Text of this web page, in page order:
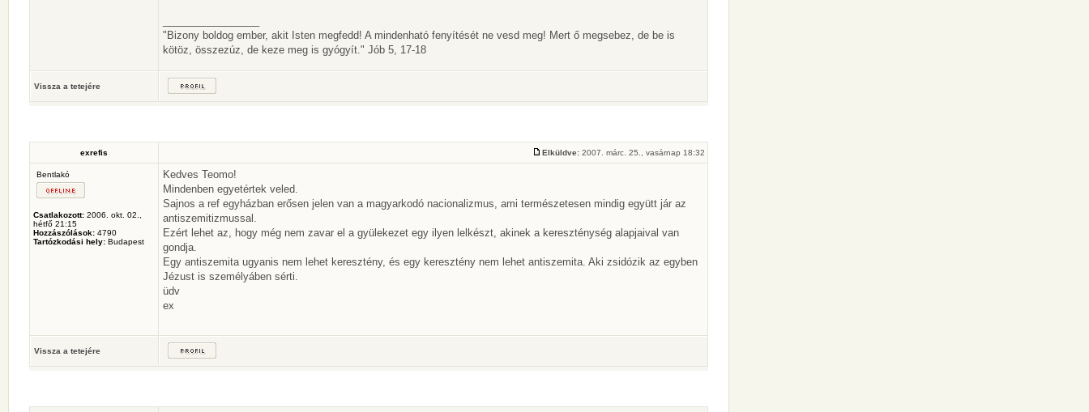
"Bizony boldog ember, akit Isten megfedd! A mindenható fenyítését ne vesd meg! Mert ő megsebez, de be is
kötöz, összezúz, de keze meg is gyógyít." Jób 5, 17-18
Vissza a tetejére
exrefis Elküldve: 2007. márc. 25., vasárnap 18:32
Bentlakó
Csatlakozott: 2006. okt. 02.,
hétfő 21:15
Hozzászólások: 4790
Tartózkodási hely: Budapest
Kedves Teomo!
Mindenben egyetértek veled.
Sajnos a ref egyházban erősen jelen van a magyarkodó nacionalizmus, ami természetesen mindig együtt jár az
antiszemitizmussal.
Ezért lehet az, hogy még nem zavar el a gyülekezet egy ilyen lelkészt, akinek a kereszténység alapjaival van
gondja.
Egy antiszemita ugyanis nem lehet keresztény, és egy keresztény nem lehet antiszemita. Aki zsidózik az egyben
Jézust is személyáben sérti.
üdv
ex
Vissza a tetejére